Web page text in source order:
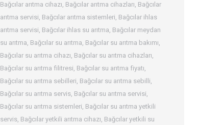
Bağcılar arıtma cihazı, Bağcılar arıtma cihazları, Bağcılar
arıtma servisi, Bağcılar arıtma sistemleri, Bağcılar ihlas
arıtma servisi, Bağcılar ihlas su arıtma, Bağcılar meydan
su arıtma, Bağcılar su arıtma, Bağcılar su arıtma bakımı,
Bağcılar su arıtma cihazı, Bağcılar su arıtma cihazları,
Bağcılar su arıtma filitresi, Bağcılar su arıtma fiyatı,
Bağcılar su arıtma sebilleri, Bağcılar su arıtma sebilli,
Bağcılar su arıtma servis, Bağcılar su arıtma servisi,
Bağcılar su arıtma sistemleri, Bağcılar su arıtma yetkili
servis, Bağcılar yetkili arıtma cihazı, Bağcılar yetkili su